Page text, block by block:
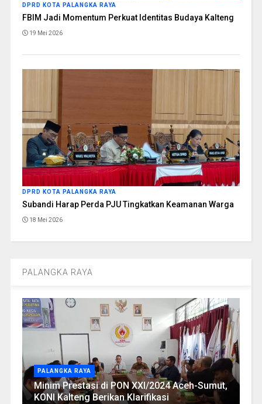
DPRD KOTA PALANGKA RAYA
FBIM Jadi Momentum Perkuat Identitas Budaya Kalteng
19 Mei 2026
DPRD KOTA PALANGKA RAYA
Subandi Harap Perda PJU Tingkatkan Keamanan Warga
18 Mei 2026
PALANGKA RAYA
PALANGKA RAYA
Minim Prestasi di PON XXI/2024 Aceh-Sumut,
KONI Kalteng Berikan Klarifikasi